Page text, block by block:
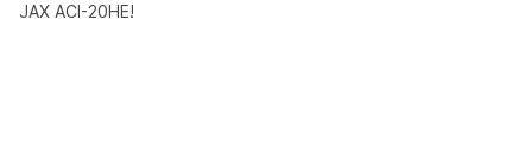
JAX ACI-20HE!